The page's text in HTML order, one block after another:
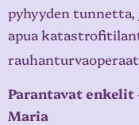
pyhyyden
apua
Parantavat
Maria